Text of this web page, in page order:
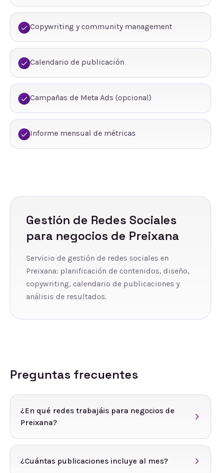
Copywriting y community management
Calendario de publicación
Campañas de Meta Ads (opcional)
Informe mensual de métricas
Gestión de Redes Sociales
para negocios de Preixana
Servicio de gestión de redes sociales en
Preixana: planificación de contenidos, diseño,
copywriting, calendario de publicaciones y
análisis de resultados.
Preguntas frecuentes
¿En qué redes trabajáis para negocios de
Preixana?
¿Cuántas publicaciones incluye al mes?